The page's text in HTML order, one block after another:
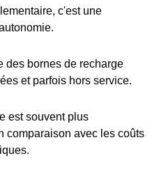
c'est une
des bornes de recharge
et parfois hors service.
est souvent plus
comparaison avec les coûts